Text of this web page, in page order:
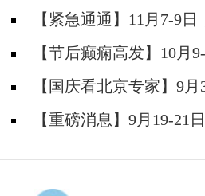
防安全培训纪实
【紧急通通】11月7-9
神经内科胡颖教授亲临成都
【节后癫痫高发】10月
院陈葵博士免费会诊+治疗
题！
【国庆看北京专家】9
天坛&首钢医院两大专家蓉
【重磅消息】9月19-21
线！